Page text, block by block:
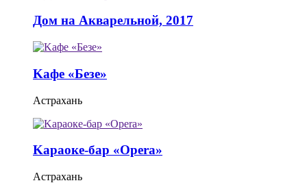
Дом на Акварельной, 2017
Kафе «Безе»
Астрахань
Kараоке-бар «Opera»
Астрахань